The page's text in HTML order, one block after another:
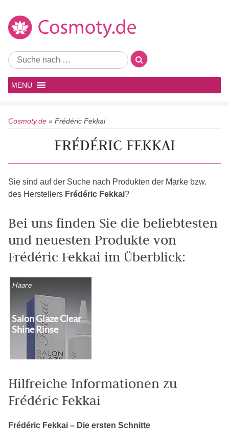
MENU
Cosmoty.de » Frédéric Fekkai
FRÉDÉRIC FEKKAI
Sie sind auf der Suche nach Produkten der Marke bzw.
des Herstellers Frédéric Fekkai?
Bei uns finden Sie die beliebtesten
und neuesten Produkte von
Frédéric Fekkai im Überblick:
Haare
Salon Glaze Clear
Shine Rinse
Hilfreiche Informationen zu
Frédéric Fekkai
Frédéric Fekkai – Die ersten Schnitte